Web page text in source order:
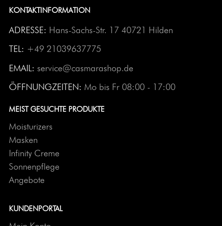
KONTAKTINFORMATION
ADRESSE: Hans-Sachs-Str. 17 40721 Hilden
TEL: +49 21039637775
EMAIL: service@casmarashop.de
ÖFFNUNGZEITEN: Mo bis Fr 08:00 - 17:00
MEIST GESUCHTE PRODUKTE
Moisturizers
Masken
Infinity Creme
Sonnenpflege
Angebote
KUNDENPORTAL